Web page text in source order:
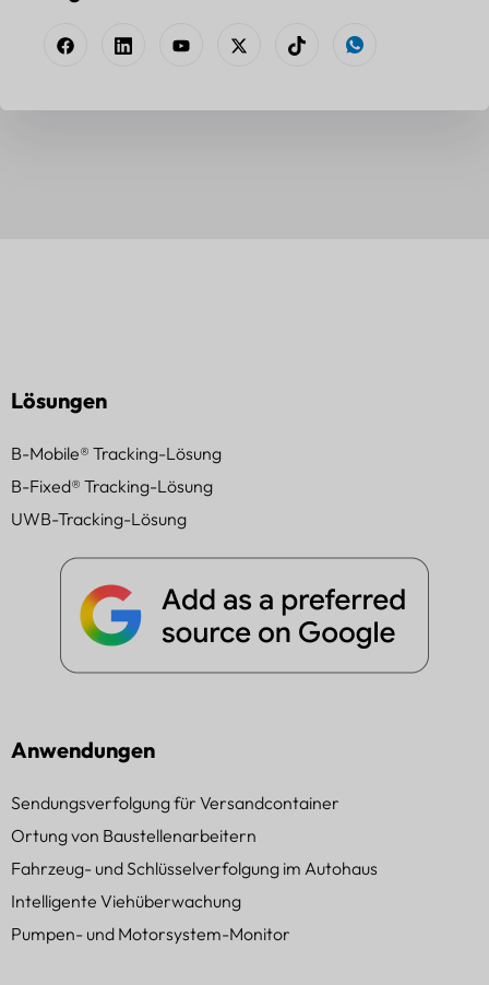
Lösungen
B-Mobile® Tracking-Lösung
B-Fixed® Tracking-Lösung
UWB-Tracking-Lösung
Anwendungen
Sendungsverfolgung für Versandcontainer
Ortung von Baustellenarbeitern
Fahrzeug- und Schlüsselverfolgung im Autohaus
Intelligente Viehüberwachung
Pumpen- und Motorsystem-Monitor